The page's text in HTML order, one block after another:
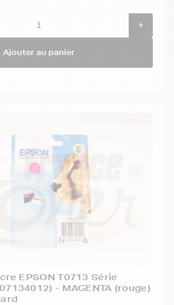
+
Ajouter au panier
EPSON T0713 Série
- MAGENTA (rouge)